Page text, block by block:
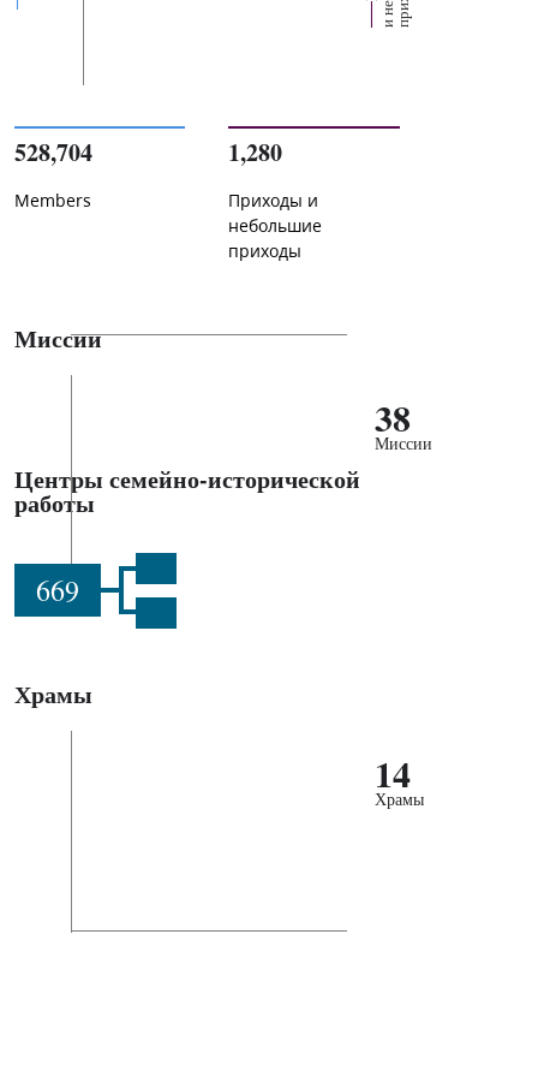
528,704
Members
1,280
Приходы и
небольшие
приходы
Миссии
38
Миссии
Центры семейно-исторической
работы
669
Храмы
14
Храмы